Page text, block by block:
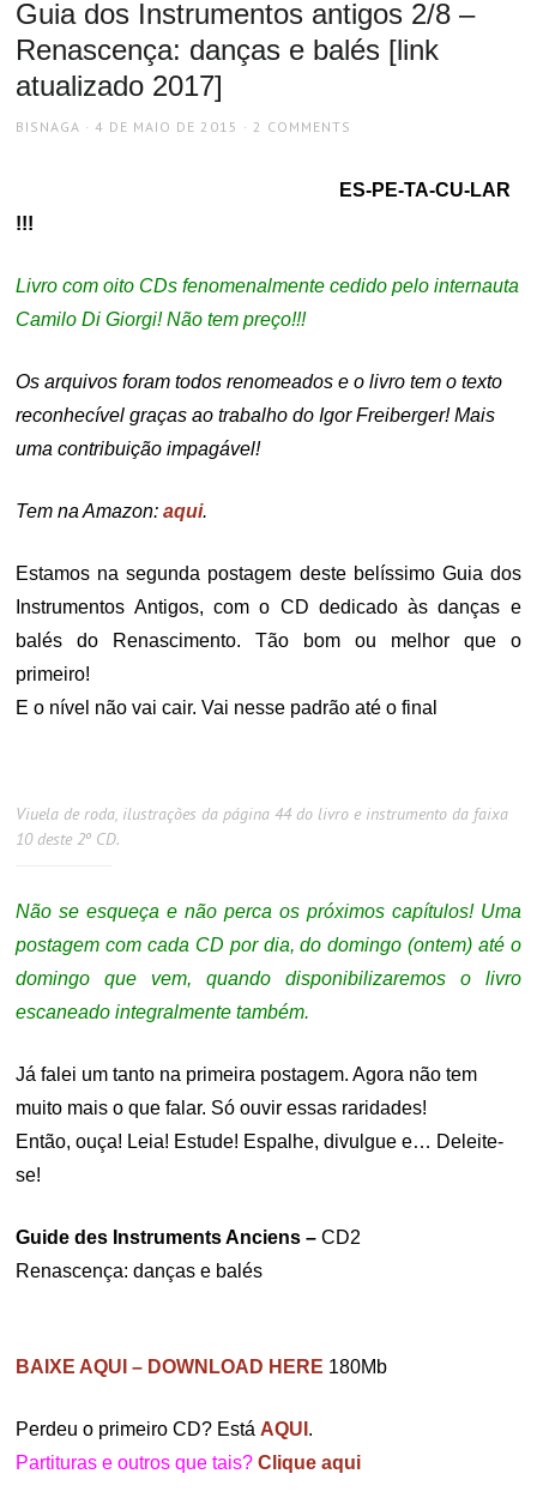
Guia dos Instrumentos antigos 2/8 –
Renascença: danças e balés [link
atualizado 2017]
AUTHOR
BISNAGA
POSTED
4 DE MAIO DE 2015 2 COMMENTS
ES-PE-TA-CU-LAR
!!!
Livro com oito CDs fenomenalmente cedido pelo internauta
Camilo Di Giorgi! Não tem preço!!!
Os arquivos foram todos renomeados e o livro tem o texto
reconhecível graças ao trabalho do Igor Freiberger! Mais
uma contribuição impagável!
Tem na Amazon:aqui.
Estamos na segunda postagem deste belíssimo Guia dos
Instrumentos Antigos, com o CD dedicado às danças e
balés do Renascimento. Tão bom ou melhor que o
primeiro!
E o nível não vai cair. Vai nesse padrão até o final
Viuela de roda, ilustrações da página 44 do livro e instrumento da faixa
10 deste 2º CD.
Não se esqueça e não perca os próximos capítulos! Uma
postagem com cada CD por dia, do domingo (ontem) até o
domingo que vem, quando disponibilizaremos o livro
escaneado integralmente também.
Já falei um tanto na primeira postagem. Agora não tem
muito mais o que falar. Só ouvir essas raridades!
Então, ouça! Leia! Estude! Espalhe, divulgue e… Deleite-
se!
Guide des Instruments Anciens –CD2
Renascença: danças e balés
BAIXE AQUI – DOWNLOAD HERE 180Mb
Perdeu o primeiro CD? Está AQUI .
Partituras e outros que tais? Clique aqui